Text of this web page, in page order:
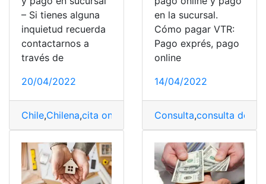
– Si tienes alguna
inquietud recuerda
contactarnos a
través de
20/04/2022
Chile,Chilena,cita online Consultas Online,Duragas
en la sucursal.
Cómo pagar VTR:
Pago exprés, pago
online
14/04/2022
Consulta,consulta de